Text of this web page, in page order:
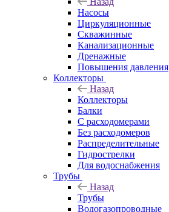
Насосы
Циркуляционные
Скважинные
Канализационные
Дренажные
Повышения давления
Коллекторы
Назад
Коллекторы
Балки
С расходомерами
Без расходомеров
Распределительные
Гидрострелки
Для водоснабжения
Трубы
Назад
Трубы
Водогазопроводные